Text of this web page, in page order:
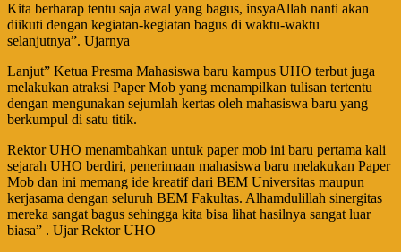
Kita berharap tentu saja awal yang bagus, insyaAllah nanti akan
diikuti dengan kegiatan-kegiatan bagus di waktu-waktu
selanjutnya”. Ujarnya
Lanjut” Ketua Presma Mahasiswa baru kampus UHO terbut juga
melakukan atraksi Paper Mob yang menampilkan tulisan tertentu
dengan mengunakan sejumlah kertas oleh mahasiswa baru yang
berkumpul di satu titik.
Rektor UHO menambahkan untuk paper mob ini baru pertama kali
sejarah UHO berdiri, penerimaan mahasiswa baru melakukan Paper
Mob dan ini memang ide kreatif dari BEM Universitas maupun
kerjasama dengan seluruh BEM Fakultas. Alhamdulillah sinergitas
mereka sangat bagus sehingga kita bisa lihat hasilnya sangat luar
biasa” . Ujar Rektor UHO